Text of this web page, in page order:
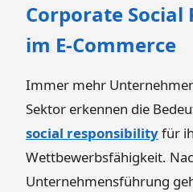
Corporate
im E-Commerce
Immer mehr
Sektor erkennen die
social responsibilityfür
Wettbewerbsfähigkeit.
Unternehmensführung